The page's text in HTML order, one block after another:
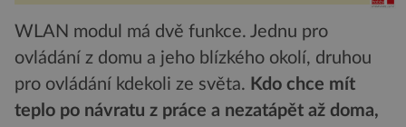
WLAN modul má dvě funkce. Jednu pro
ovládání z domu a jeho blízkého okolí, druhou
pro ovládání kdekoli ze světa. Kdo chce mít
teplo po návratu z práce a nezatápět až doma,